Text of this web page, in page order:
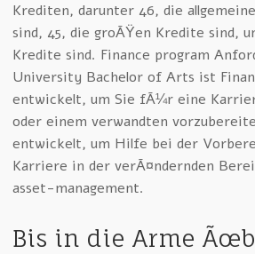
Krediten, darunter 46, die
sind, 45, die groÃŸen Kredite sind,
Kredite sind. Finance program
University Bachelor of Arts ist
entwickelt, um Sie fÃ¼r eine
oder einem verwandten
entwickelt, um Hilfe bei der
Karriere in der verÃ¤ndernden
asset-management.
Bis in die Arme